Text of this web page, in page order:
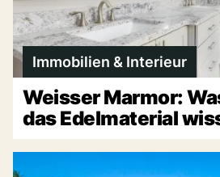
Immobilien & Interieur
Weisser Marmor:
das Edelmaterial